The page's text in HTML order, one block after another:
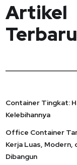
Artikel
Terbaru
Container Tingkat:
Kelebihannya
Office Container
Kerja Luas, Modern,
Dibangun